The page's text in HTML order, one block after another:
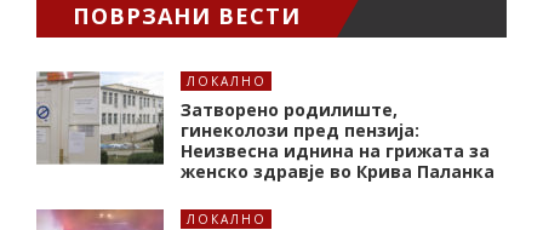
ПОВРЗАНИ ВЕСТИ
ЛОКАЛНО
Затворено родилиште,
гинеколози пред пензија:
Неизвесна иднина на грижата за
женско здравје во Крива Паланка
ЛОКАЛНО